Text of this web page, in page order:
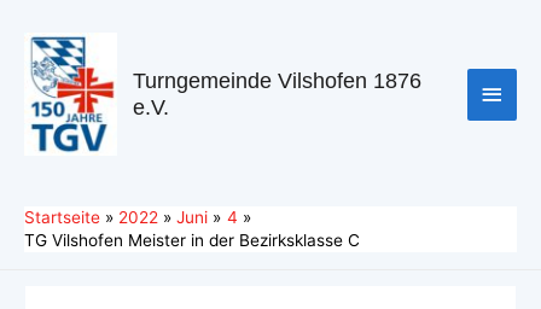
Turngemeinde Vilshofen 1876
e.V.
Startseite 2022 Juni
4
TG Vilshofen Meister in der Bezirksklasse C